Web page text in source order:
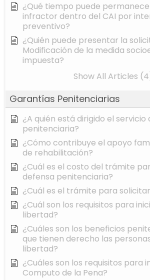
¿Qué tiempo puede
infractor dentro del CAI por
preventivo?
¿Quién puede presentar la
Modificación de la medida
impuesta?
Show All Articles
Garantías Penitenciarias
¿A quién está dirigido el servicio
penitenciaria?
¿Cómo contribuye el apoyo
de rehabilitación?
¿Cuál es el costo del trámite
defensa penitenciaria?
¿Cuál es el trámite para
¿Cuál son los requisitos para
libertad?
¿Cuáles son los beneficios
que tienen derecho las
libertad?
¿Cuáles son los requisitos para
Computo de la Pena?